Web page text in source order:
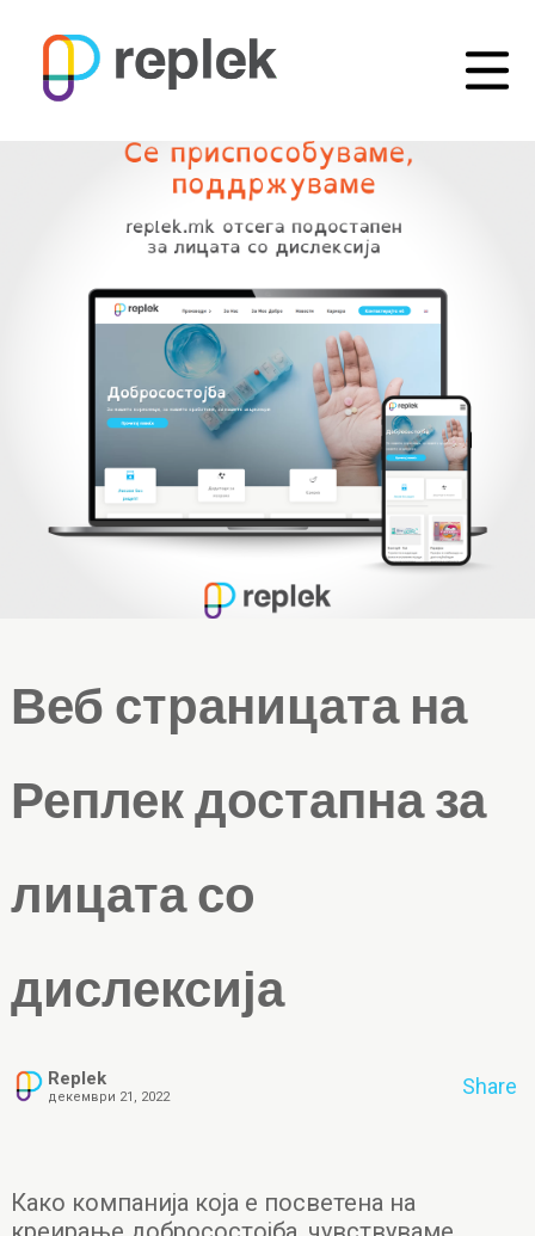
Веб страницата на
Реплек достапна за
лицата со
дислексија
Replek
декември 21, 2022 Share
Како компанија која е посветена на